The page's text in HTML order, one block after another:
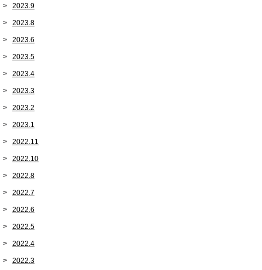
2023.9
2023.8
2023.6
2023.5
2023.4
2023.3
2023.2
2023.1
2022.11
2022.10
2022.8
2022.7
2022.6
2022.5
2022.4
2022.3